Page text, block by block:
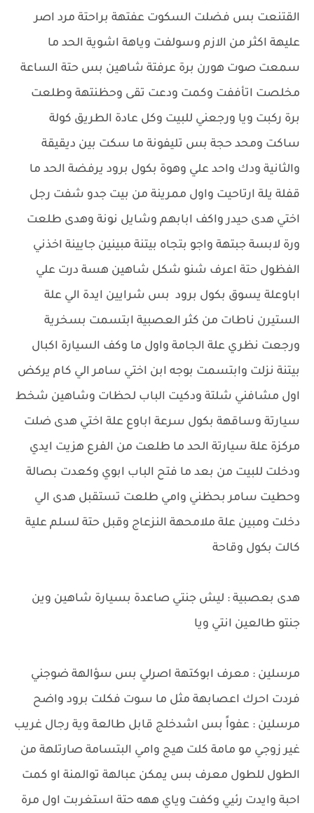
القتنعت بس فضلت السكوت عفتهة براحتة مرد اصر
عليهة اكثر من الازم وسولفت وياهة اشوية الحد ما
سمعت صوت هورن برة عرفتة شاهين بس حتة الساعة
مخلصت اتأففت وكمت ودعت تقى وحظنتهة وطلعت
برة ركبت ويا ورجعني للبيت وكل عادة الطريق كولة
ساكت ومحد حجة بس تليفونة ما سكت بين ديقيقة
والثانية ودك واحد علي وهوة بكول برود يرفضة الحد ما
قفلة يلة ارتاحيت واول ممرينة من بيت جدو شفت رجل
اختي هدى حيدر واكف ابابهم وشايل نونة وهدى طلعت
ورة لابسة جبتهة واجو بتجاه بيتنة مبينين جايينة اخذني
الفظول حتة اعرف شنو شكل شاهين هسة درت علي
اباوعلة يسوق بكول برود بس شرايين ايدة الي علة
الستيرن ناطات من كثر العصبية ابتسمت بسخرية
ورجعت نظري علة الجامة واول ما وكف السيارة اكبال
بيتنة نزلت وابتسمت بوجه ابن اختي سامر الي كام يركض
اول مشافني شلتة ودكيت الباب لحظات وشاهين شخط
سيارتة وساقهة بكول سرعة اباوع علة اختي هدى ضلت
مركزة علة سيارتة الحد ما طلعت من الفرع هزيت ايدي
ودخلت للبيت من بعد ما فتح الباب ابوي وكعدت بصالة
وحطيت سامر بحظني وامي طلعت تستقبل هدى الي
دخلت ومبين علة ملامحهة النزعاج وقبل حتة لسلم علية
كالت بكول وقاحة
هدى بعصبية : ليش جنتي صاعدة بسيارة شاهين وين
جنتو طالعين انتي ويا
مرسلين : معرف ابوكتهة اصرلي بس سؤالهة ضوجني
فردت احرك اعصابهة مثل ما سوت فكلت برود واضح
مرسلين : عفواً بس اشدخلج قابل طالعة وية رجال غريب
غير زوجي مو مامة كلت هيج وامي البتسامة صارتلهة من
الطول للطول معرف بس يمكن عبالهة توالمنة او كمت
احبة وايدت رئيي وكفت وياي ههه حتة استغربت اول مرة